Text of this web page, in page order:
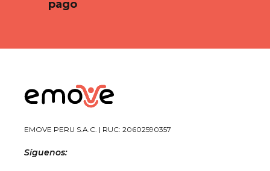
pago
EMOVE PERU S.A.C. | RUC: 20602590357
Síguenos: